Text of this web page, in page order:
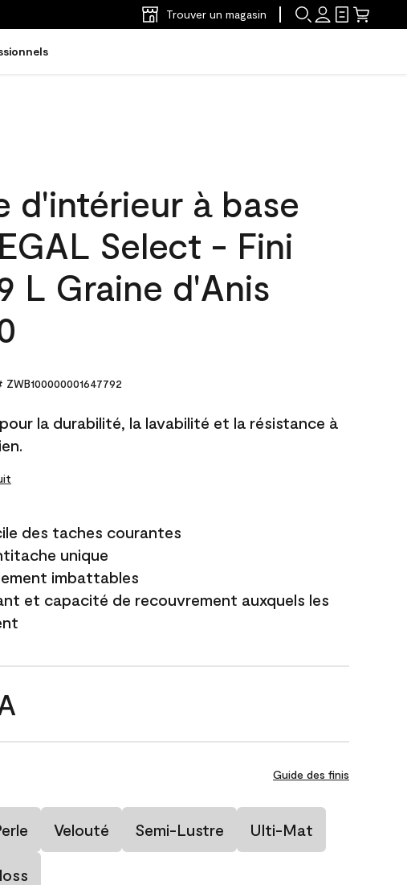
Trouver un magasin
d'intérieur à base
Select - Fini
L Graine d'Anis
ZWB100000001647792
la durabilité, la lavabilité et la résistance à
des taches courantes
unique
imbattables
et capacité de recouvrement auxquels les
Guide des finis
Velouté Semi-Lustre Ulti-Mat